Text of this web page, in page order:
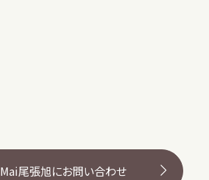
Mai尾張旭にお問い合わせ